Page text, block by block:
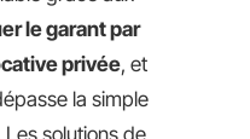
le garant par
privée, et
la simple